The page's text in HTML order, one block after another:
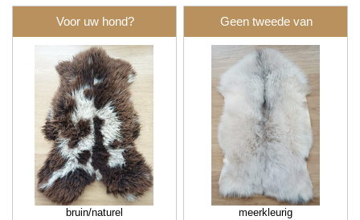
Voor uw hond?
bruin/naturel
Geen tweede van
meerkleurig